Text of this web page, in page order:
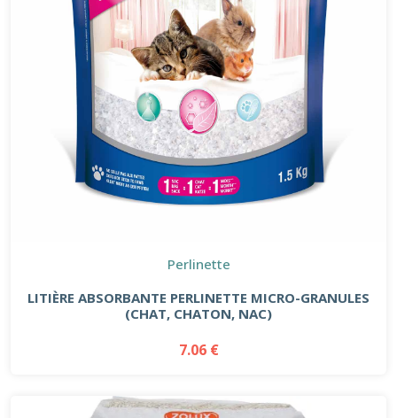
Perlinette
LITIÈRE ABSORBANTE PERLINETTE MICRO-GRANULES
(CHAT, CHATON, NAC)
7.06 €